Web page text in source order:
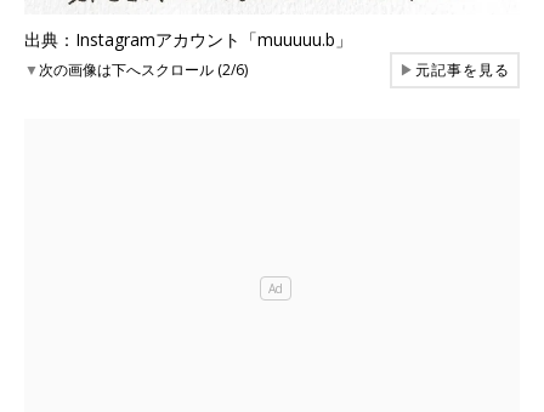
出典：Instagramアカウント「muuuuu.b」
▼次の画像は下へスクロール (2/6) ▶元記事を見る